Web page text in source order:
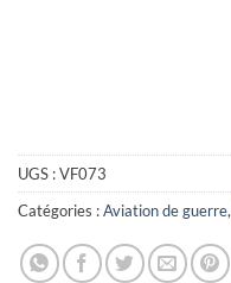
UGS :VF073
Catégories :Aviation de guerre,